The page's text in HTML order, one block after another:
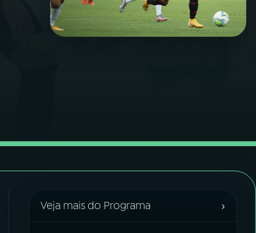
Veja mais do Programa ›